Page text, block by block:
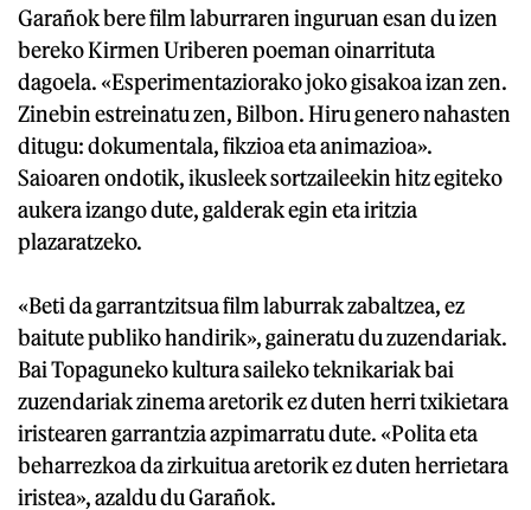
Garañok bere film laburraren inguruan esan du izen
bereko Kirmen Uriberen poeman oinarrituta
dagoela. «Esperimentaziorako joko gisakoa izan zen.
Zinebin estreinatu zen, Bilbon. Hiru genero nahasten
ditugu: dokumentala, fikzioa eta animazioa».
Saioaren ondotik, ikusleek sortzaileekin hitz egiteko
aukera izango dute, galderak egin eta iritzia
plazaratzeko.
«Beti da garrantzitsua film laburrak zabaltzea, ez
baitute publiko handirik», gaineratu du zuzendariak.
Bai Topaguneko kultura saileko teknikariak bai
zuzendariak zinema aretorik ez duten herri txikietara
iristearen garrantzia azpimarratu dute. «Polita eta
beharrezkoa da zirkuitua aretorik ez duten herrietara
iristea», azaldu du Garañok.